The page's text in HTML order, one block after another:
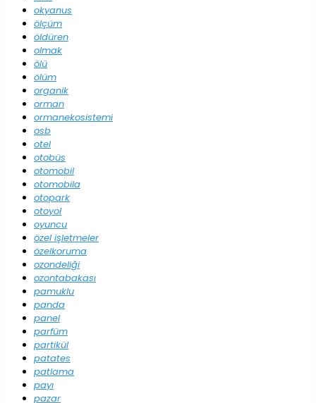
okyanus
ölçüm
öldüren
olmak
ölü
ölüm
organik
orman
ormanekosistemi
osb
otel
otobüs
otomobil
otomobila
otopark
otoyol
oyuncu
özel işletmeler
özelkoruma
ozondeliği
ozontabakası
pamuklu
panda
panel
parfüm
partikül
patates
patlama
payı
pazar